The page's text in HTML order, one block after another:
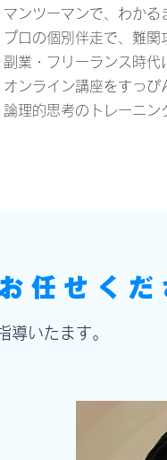
マンツーマンで、わかる
プロの個別伴走で、難関
副業・フリーランス時代
オンライン講座をすっぴ
論理的思考のトレーニン
任せくだ
導いたます。